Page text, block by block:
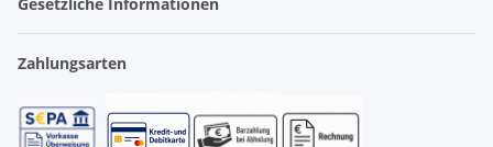
Zahlungsarten